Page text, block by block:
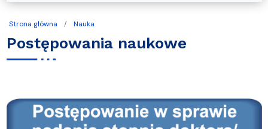
Strona główna Nauka
Postępowania naukowe